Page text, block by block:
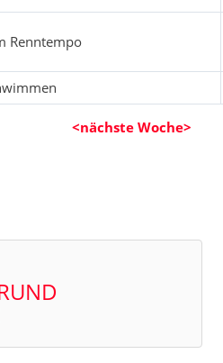
Renntempo
<nächste Woche>